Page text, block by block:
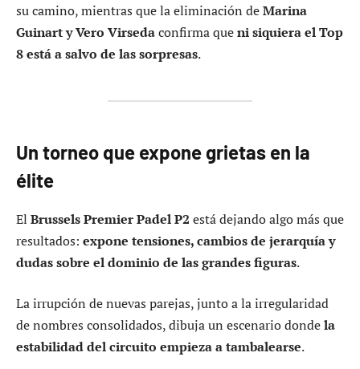
su camino, mientras que la eliminación deMarina
Guinart y Vero Virsedaconfirma queni siquiera el Top
8 está a salvo de las sorpresas.
Un torneo que expone grietas en la
élite
El Brussels Premier Padel P2 está dejando algo más que
resultados: expone tensiones, cambios de jerarquía y
dudas sobre el dominio de las grandes figuras.
La irrupción de nuevas parejas, junto a la irregularidad
de nombres consolidados, dibuja un escenario dondela
estabilidad del circuito empieza a tambalearse.